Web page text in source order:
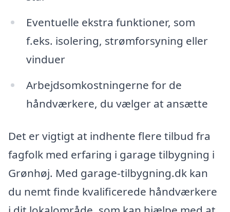
Eventuelle ekstra funktioner, som
f.eks. isolering, strømforsyning eller
vinduer
Arbejdsomkostningerne for de
håndværkere, du vælger at ansætte
Det er vigtigt at indhente flere tilbud fra
fagfolk med erfaring i garage tilbygning i
Grønhøj. Med garage-tilbygning.dk kan
du nemt finde kvalificerede håndværkere